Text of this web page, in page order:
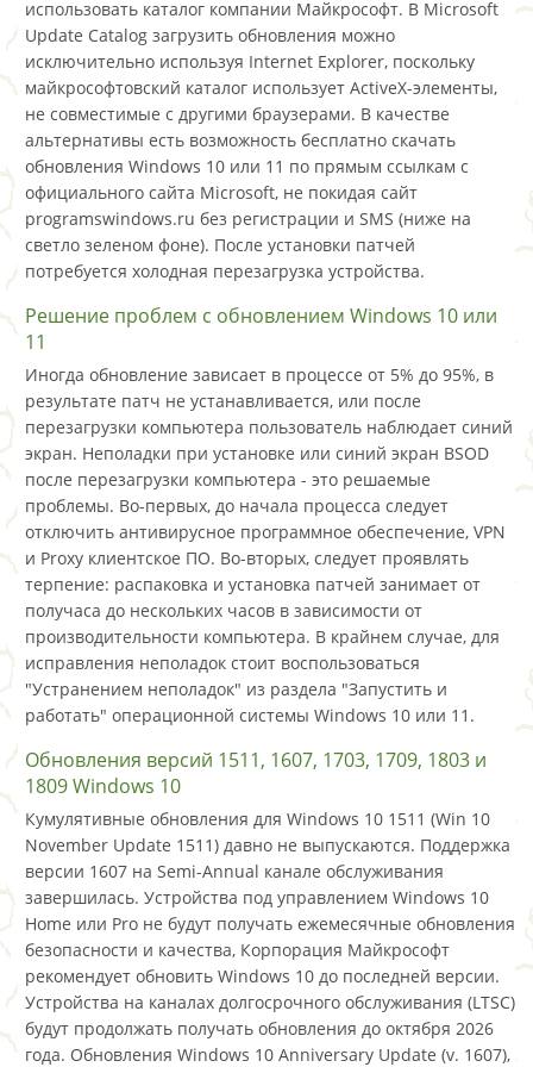
использовать каталог компании Майкрософт. В Microsoft
Update Catalog загрузить обновления можно
исключительно используя Internet Explorer, поскольку
майкрософтовский каталог использует ActiveX-элементы,
не совместимые с другими браузерами. В качестве
альтернативы есть возможность бесплатно скачать
обновления Windows 10 или 11 по прямым ссылкам с
официального сайта Microsoft, не покидая сайт
programswindows.ru без регистрации и SMS (ниже на
светло зеленом фоне). После установки патчей
потребуется холодная перезагрузка устройства.
Решение проблем с обновлением Windows 10 или
11
Иногда обновление зависает в процессе от 5% до 95%, в
результате патч не устанавливается, или после
перезагрузки компьютера пользователь наблюдает синий
экран. Неполадки при установке или синий экран BSOD
после перезагрузки компьютера - это решаемые
проблемы. Во-первых, до начала процесса следует
отключить антивирусное программное обеспечение, VPN
и Proxy клиентское ПО. Во-вторых, следует проявлять
терпение: распаковка и установка патчей занимает от
получаса до нескольких часов в зависимости от
производительности компьютера. В крайнем случае, для
исправления неполадок стоит воспользоваться
"Устранением неполадок" из раздела "Запустить и
работать" операционной системы Windows 10 или 11.
Обновления версий 1511, 1607, 1703, 1709, 1803 и
1809 Windows 10
Кумулятивные обновления для Windows 10 1511 (Win 10
November Update 1511) давно не выпускаются. Поддержка
версии 1607 на Semi-Annual канале обслуживания
завершилась. Устройства под управлением Windows 10
Home или Pro не будут получать ежемесячные обновления
безопасности и качества, Корпорация Майкрософт
рекомендует обновить Windows 10 до последней версии.
Устройства на каналах долгосрочного обслуживания (LTSC)
будут продолжать получать обновления до октября 2026
года. Обновления Windows 10 Anniversary Update (v. 1607),